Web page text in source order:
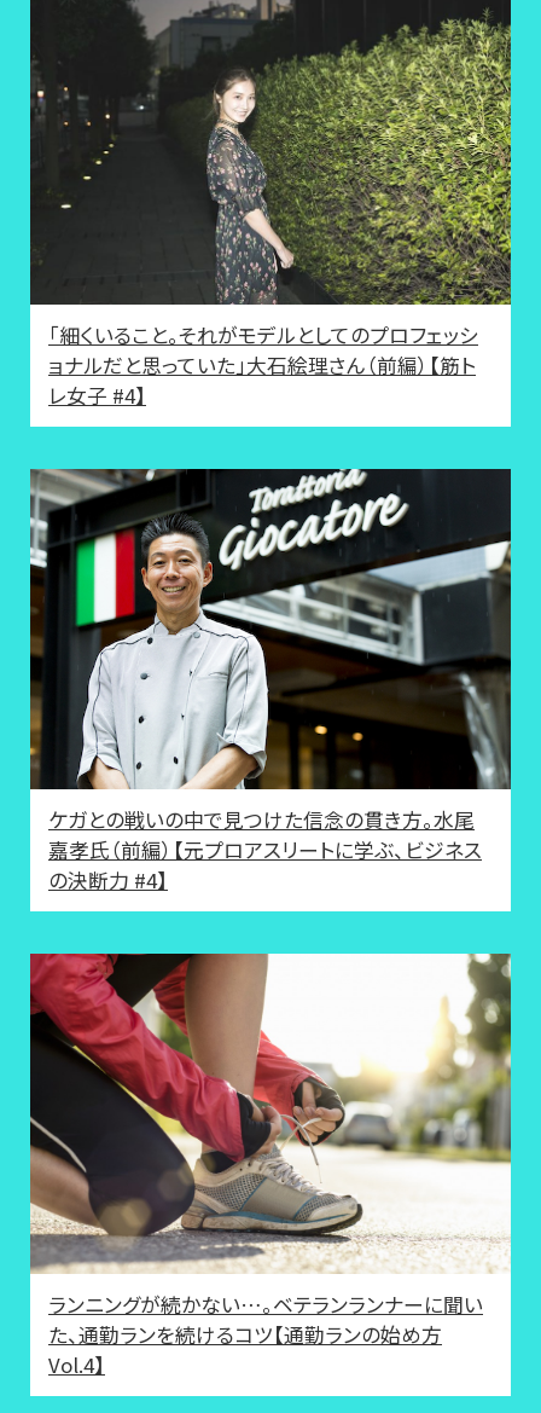
「細くいること。それがモデルとしてのプロフェッシ
ョナルだと思っていた」大石絵理さん（前編）【筋ト
レ女子 #4】
ケガとの戦いの中で見つけた信念の貫き方。水尾
嘉孝氏（前編）【元プロアスリートに学ぶ、ビジネス
の決断力 #4】
ランニングが続かない…。ベテランランナーに聞い
た、通勤ランを続けるコツ【通勤ランの始め方
Vol.4】